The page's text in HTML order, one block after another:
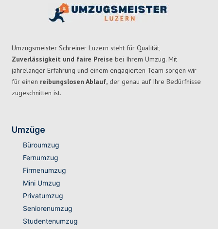
Umzugsmeister Schreiner Luzern steht für Qualität,
Zuverlässigkeit und faire Preise bei Ihrem Umzug. Mit
jahrelanger Erfahrung und einem engagierten Team sorgen wir
für einen reibungslosen Ablauf, der genau auf Ihre Bedürfnisse
zugeschnitten ist.
Umzüge
Büroumzug
Fernumzug
Firmenumzug
Mini Umzug
Privatumzug
Seniorenumzug
Studentenumzug